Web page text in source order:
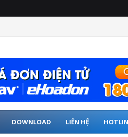
DOWNLOAD LIÊN HỆ